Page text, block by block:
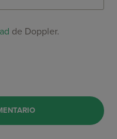
de Doppler.